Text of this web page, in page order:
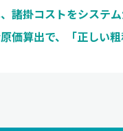
諸掛コストをシステ
価算出で、「正しい